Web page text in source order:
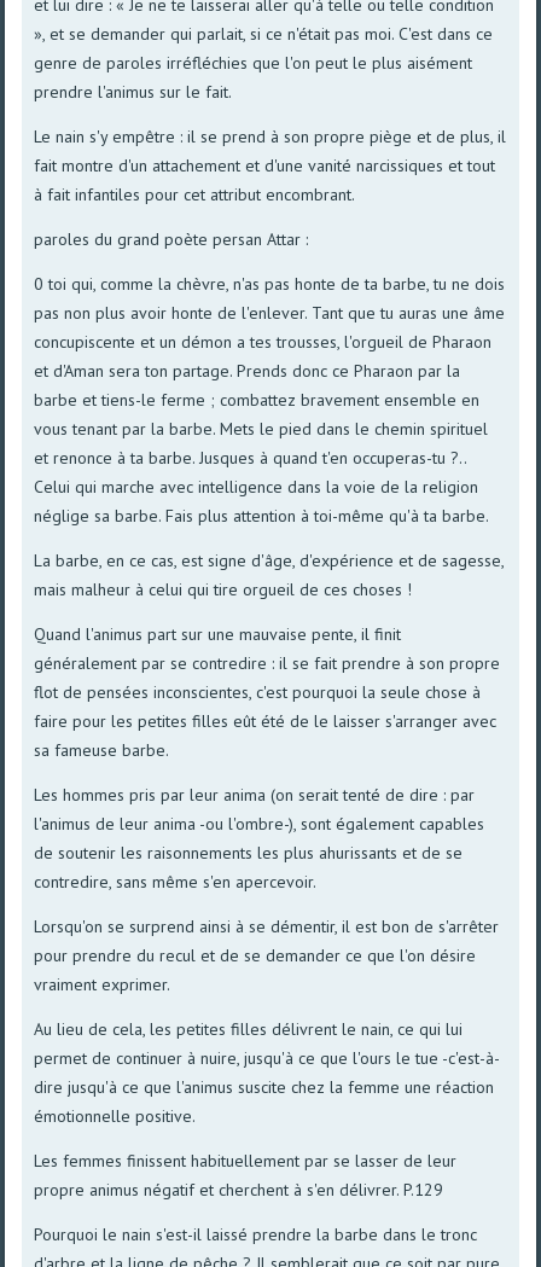
et lui dire : « Je ne te laisserai aller qu'à telle ou telle condition
», et se demander qui parlait, si ce n'était pas moi. C'est dans ce
genre de paroles irréfléchies que l'on peut le plus aisément
prendre l'animus sur le fait.
Le nain s'y empêtre : il se prend à son propre piège et de plus, il
fait montre d'un attachement et d'une vanité narcissiques et tout
à fait infantiles pour cet attribut encombrant.
paroles du grand poète persan Attar :
0 toi qui, comme la chèvre, n'as pas honte de ta barbe, tu ne dois
pas non plus avoir honte de l'enlever. Tant que tu auras une âme
concupiscente et un démon a tes trousses, l'orgueil de Pharaon
et d'Aman sera ton partage. Prends donc ce Pharaon par la
barbe et tiens-le ferme ; combattez bravement ensemble en
vous tenant par la barbe. Mets le pied dans le chemin spirituel
et renonce à ta barbe. Jusques à quand t'en occuperas-tu ?..
Celui qui marche avec intelligence dans la voie de la religion
néglige sa barbe. Fais plus attention à toi-même qu'à ta barbe.
La barbe, en ce cas, est signe d'âge, d'expérience et de sagesse,
mais malheur à celui qui tire orgueil de ces choses !
Quand l'animus part sur une mauvaise pente, il finit
généralement par se contredire : il se fait prendre à son propre
flot de pensées inconscientes, c'est pourquoi la seule chose à
faire pour les petites filles eût été de le laisser s'arranger avec
sa fameuse barbe.
Les hommes pris par leur anima (on serait tenté de dire : par
l'animus de leur anima -ou l'ombre-), sont également capables
de soutenir les raisonnements les plus ahurissants et de se
contredire, sans même s'en apercevoir.
Lorsqu'on se surprend ainsi à se démentir, il est bon de s'arrêter
pour prendre du recul et de se demander ce que l'on désire
vraiment exprimer.
Au lieu de cela, les petites filles délivrent le nain, ce qui lui
permet de continuer à nuire, jusqu'à ce que l'ours le tue -c'est-à-
dire jusqu'à ce que l'animus suscite chez la femme une réaction
émotionnelle positive.
Les femmes finissent habituellement par se lasser de leur
propre animus négatif et cherchent à s'en délivrer. P.129
Pourquoi le nain s'est-il laissé prendre la barbe dans le tronc